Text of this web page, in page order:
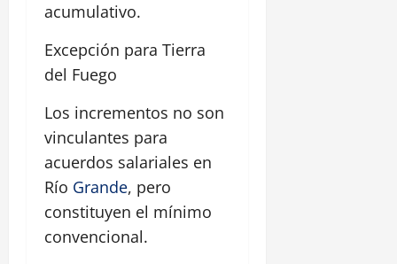
acumulativo.
Excepción para Tierra
del Fuego
Los incrementos no son
vinculantes para
acuerdos salariales en
Río Grande, pero
constituyen el mínimo
convencional.